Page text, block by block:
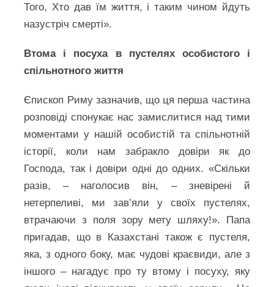
Того, Хто дав їм життя, і таким чином йдуть
назустріч смерті».
Втома і посуха в пустелях особистого і
спільнотного життя
Єпископ Риму зазначив, що ця перша частина
розповіді спонукає нас замислитися над тими
моментами у нашій особистій та спільнотній
історії, коли нам забракло довіри як до
Господа, так і довіри одні до одних. «Скільки
разів, – наголосив він, – зневірені й
нетерпеливі, ми зав’яли у своїх пустелях,
втрачаючи з поля зору мету шляху!». Папа
пригадав, що в Казахстані також є пустеля,
яка, з одного боку, має чудові краєвиди, але з
іншого – нагадує про ту втому і посуху, яку